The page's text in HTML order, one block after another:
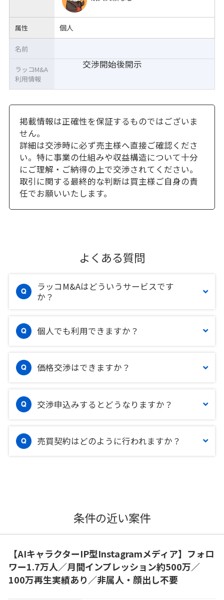
属性 個人
交渉開始後開示
名前
ラッコM&A
利用情報
掲載情報は正確性を保証するものではございま
せん。
詳細は交渉時に必ず売主様へ直接ご確認くださ
い。特に事業の仕組みや収益構造について十分
にご理解・ご納得の上で交渉されてください。
取引に関する最終的な判断は買主様ご自身の責
任でお願いいたします。
よくある質問
ラッコM&Aはどういうサービスです
か？
個人でも利用できますか？
価格交渉はできますか？
交渉申込みするとどうなりますか？
売買契約はどのように行われますか？
条件の近い案件
【AIキャラクターIP型Instagramメディア】フォロ
ワー1.7万人／月間インプレッション約500万／
100万再生実績あり／非属人・顔出し不要